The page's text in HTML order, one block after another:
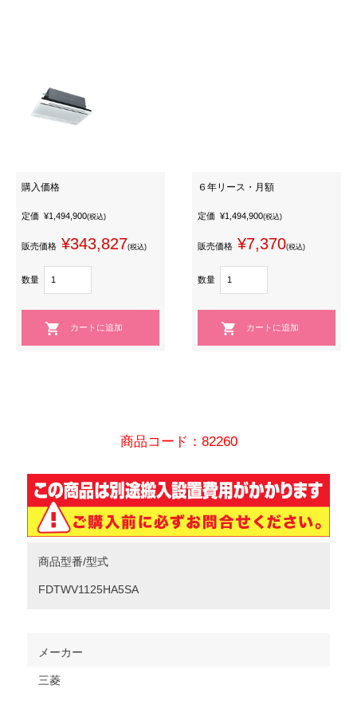
購入価格
定価 ¥1,494,900(税込)
販売価格 ¥343,827(税込)
数量
６年リース・月額
定価 ¥1,494,900(税込)
販売価格 ¥7,370(税込)
数量
商品コード：82260
商品型番/型式
FDTWV1125HA5SA
メーカー
三菱